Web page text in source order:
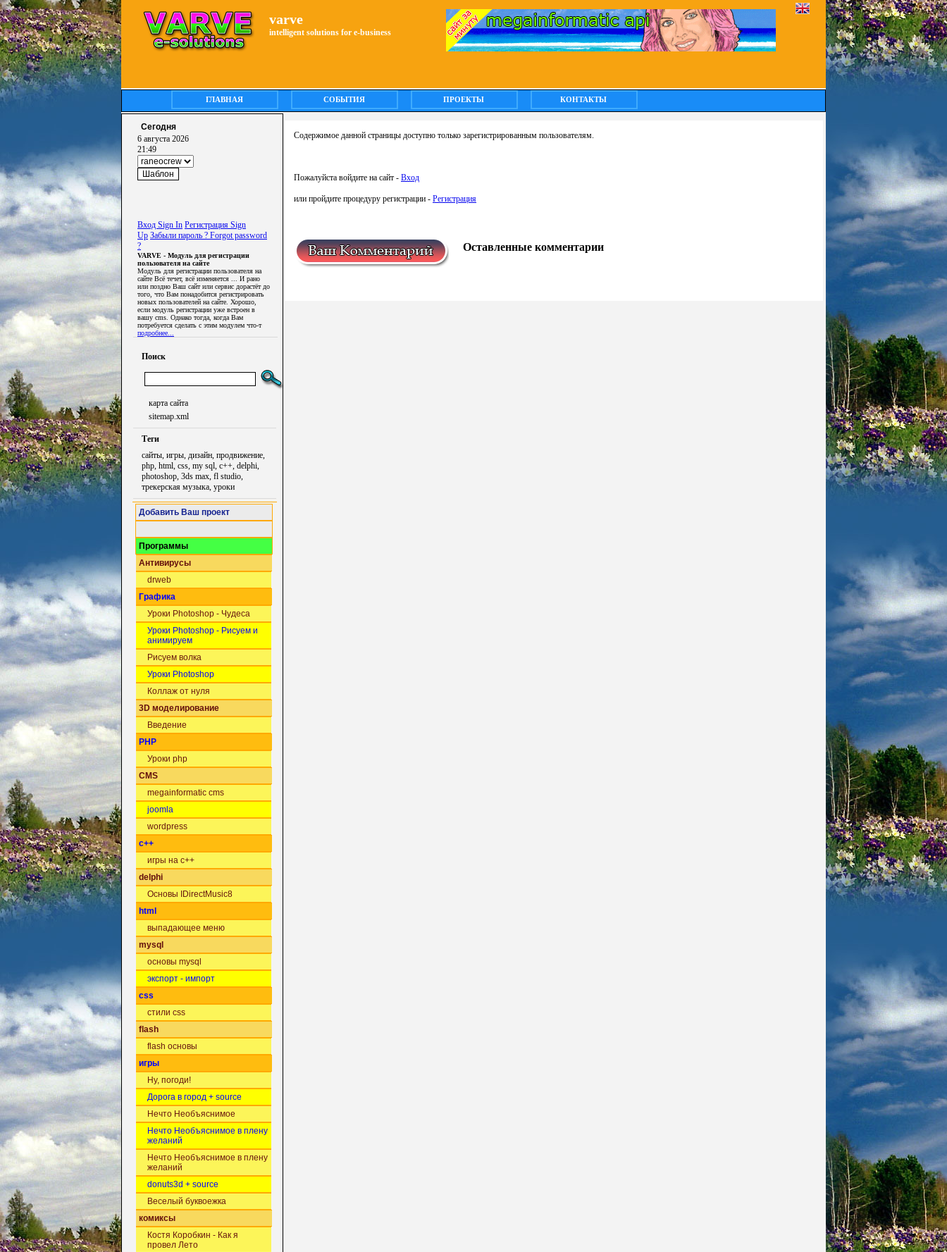
varve
intelligent solutions for e-business
ГЛАВНАЯ СОБЫТИЯ ПРОЕКТЫ КОНТАКТЫ
Сегодня
6 августа 2026
21:49
Вход Sign In Регистрация Sign
Up Забыли пароль ? Forgot password
?
VARVE - Модуль для регистрации
пользователя на сайте
Модуль для регистрации пользователя на
сайте Всё течет, всё изменяется ... И рано
или поздно Ваш сайт или сервис дорастёт до
того, что Вам понадобится регистрировать
новых пользователей на сайте. Хорошо,
если модуль регистрации уже встроен в
вашу cms. Однако тогда, когда Вам
потребуется сделать с этим модулем что-т
подробнее...
Поиск
карта сайта
sitemap.xml
Теги
сайты, игры, дизайн, продвижение,
php, html, css, my sql, c++, delphi,
photoshop, 3ds max, fl studio,
трекерская музыка, уроки
Добавить Ваш проект
Программы
Антивирусы
drweb
Графика
Уроки Photoshop - Чудеса
Уроки Photoshop - Рисуем и
анимируем
Рисуем волка
Уроки Photoshop
Коллаж от нуля
3D моделирование
Введение
PHP
Уроки php
CMS
megainformatic cms
joomla
wordpress
c++
игры на c++
delphi
Основы IDirectMusic8
html
выпадающее меню
mysql
основы mysql
экспорт - импорт
css
стили css
flash
flash основы
игры
Ну, погоди!
Дорога в город + source
Нечто Необъяснимое
Нечто Необъяснимое в плену
желаний
Нечто Необъяснимое в плену
желаний
donuts3d + source
Веселый буквоежка
комиксы
Костя Коробкин - Как я
провел Лето
Содержимое данной страницы доступно только зарегистрированным пользователям.
Пожалуйста войдите на сайт - Вход
или пройдите процедуру регистрации - Регистрация
Оставленные комментарии